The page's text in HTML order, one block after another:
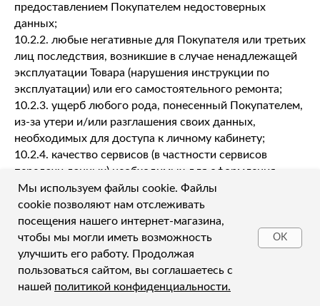
Мы используем файлы cookie. Файлы
cookie позволяют нам отслеживать
посещения нашего интернет-магазина,
чтобы мы могли иметь возможность
улучшить его работу. Продолжая
пользоваться сайтом, вы соглашаетесь с
нашей политикой конфиденциальности.
OK
предоставлением Покупателем недостоверных
данных;
10.2.2. любые негативные для Покупателя или третьих
лиц последствия, возникшие в случае ненадлежащей
эксплуатации Товара (нарушения инструкции по
эксплуатации) или его самостоятельного ремонта;
10.2.3. ущерб любого рода, понесенный Покупателем,
из-за утери и/или разглашения своих данных,
необходимых для доступа к личному кабинету;
10.2.4. качество сервисов (в частности сервисов
передачи данных) необходимых для оформления
Заказа.
10.3. Стороны освобождаются от ответственности за
неисполнение или ненадлежащее исполнение
обязательств по Договору на время действия
непреодолимой силы. Под непреодолимой силой
понимаются чрезвычайные и непреодолимые при
данных условиях обстоятельства, препятствующие